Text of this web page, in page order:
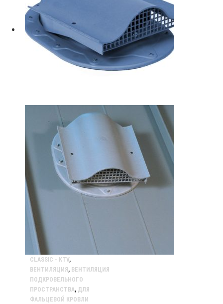
CLASSIC - KTV,
ВЕНТИЛЯЦИЯ , ВЕНТИЛЯЦИЯ
ПОДКРОВЕЛЬНОГО
ПРОСТРАНСТВА, ДЛЯ
ФАЛЬЦЕВОЙ КРОВЛИ